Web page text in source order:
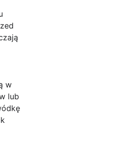
w
lub